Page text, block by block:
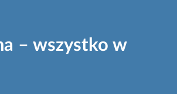
– wszystko w